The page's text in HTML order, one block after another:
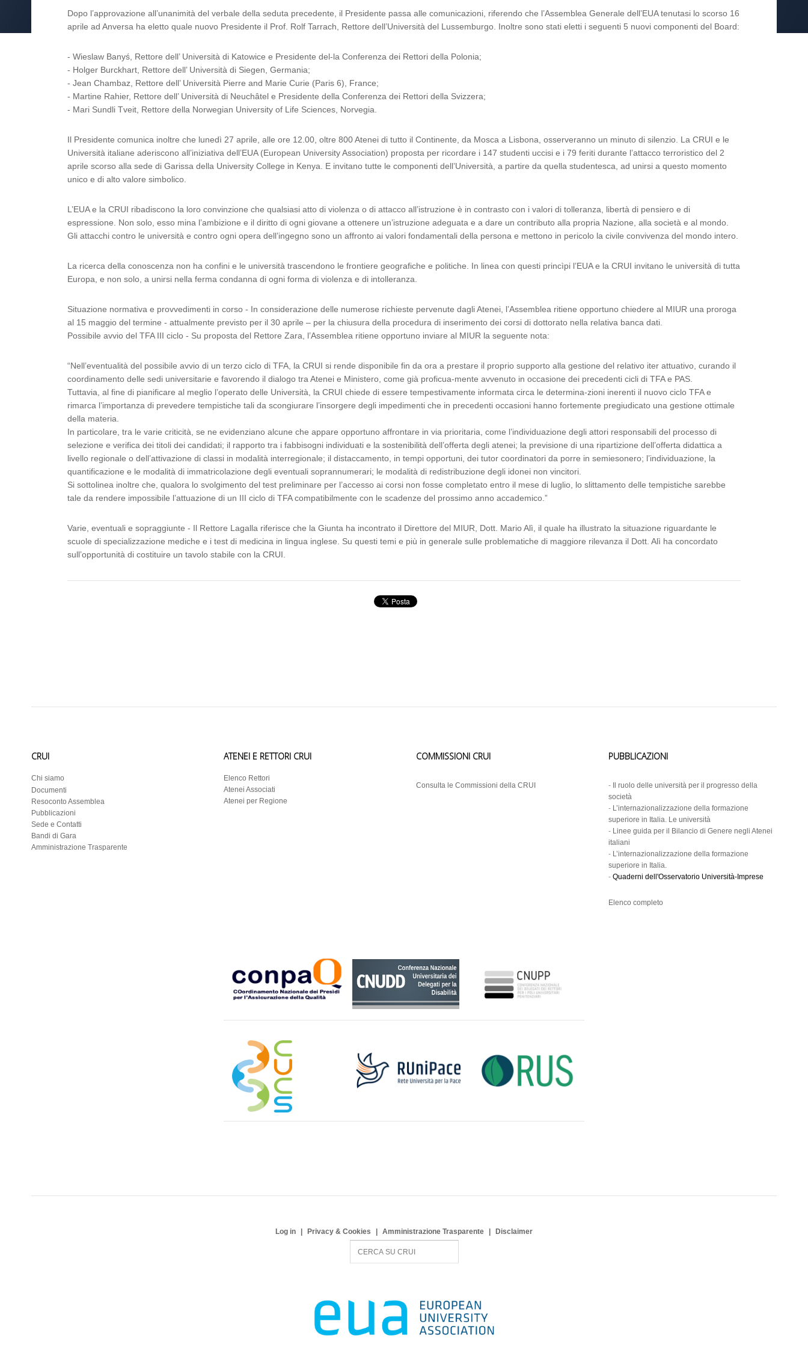
Dopo l’approvazione all’unanimità del verbale della seduta precedente, il Presidente passa alle comunicazioni, riferendo che l’Assemblea Generale dell’EUA tenutasi lo scorso 16
aprile ad Anversa ha eletto quale nuovo Presidente il Prof. Rolf Tarrach, Rettore dell’Università del Lussemburgo. Inoltre sono stati eletti i seguenti 5 nuovi componenti del Board:
- Wieslaw Banyś, Rettore dell’ Università di Katowice e Presidente del-la Conferenza dei Rettori della Polonia;
- Holger Burckhart, Rettore dell’ Università di Siegen, Germania;
- Jean Chambaz, Rettore dell’ Università Pierre and Marie Curie (Paris 6), France;
- Martine Rahier, Rettore dell’ Università di Neuchâtel e Presidente della Conferenza dei Rettori della Svizzera;
- Mari Sundli Tveit, Rettore della Norwegian University of Life Sciences, Norvegia.
Il Presidente comunica inoltre che lunedì 27 aprile, alle ore 12.00, oltre 800 Atenei di tutto il Continente, da Mosca a Lisbona, osserveranno un minuto di silenzio. La CRUI e le
Università italiane aderiscono all’iniziativa dell’EUA (European University Association) proposta per ricordare i 147 studenti uccisi e i 79 feriti durante l’attacco terroristico del 2
aprile scorso alla sede di Garissa della University College in Kenya. E invitano tutte le componenti dell’Università, a partire da quella studentesca, ad unirsi a questo momento
unico e di alto valore simbolico.
L’EUA e la CRUI ribadiscono la loro convinzione che qualsiasi atto di violenza o di attacco all’istruzione è in contrasto con i valori di tolleranza, libertà di pensiero e di
espressione. Non solo, esso mina l’ambizione e il diritto di ogni giovane a ottenere un’istruzione adeguata e a dare un contributo alla propria Nazione, alla società e al mondo.
Gli attacchi contro le università e contro ogni opera dell’ingegno sono un affronto ai valori fondamentali della persona e mettono in pericolo la civile convivenza del mondo intero.
La ricerca della conoscenza non ha confini e le università trascendono le frontiere geografiche e politiche. In linea con questi princìpi l’EUA e la CRUI invitano le università di tutta
Europa, e non solo, a unirsi nella ferma condanna di ogni forma di violenza e di intolleranza.
Situazione normativa e provvedimenti in corso - In considerazione delle numerose richieste pervenute dagli Atenei, l’Assemblea ritiene opportuno chiedere al MIUR una proroga
al 15 maggio del termine - attualmente previsto per il 30 aprile – per la chiusura della procedura di inserimento dei corsi di dottorato nella relativa banca dati.
Possibile avvio del TFA III ciclo - Su proposta del Rettore Zara, l’Assemblea ritiene opportuno inviare al MIUR la seguente nota:
“Nell’eventualità del possibile avvio di un terzo ciclo di TFA, la CRUI si rende disponibile fin da ora a prestare il proprio supporto alla gestione del relativo iter attuativo, curando il
coordinamento delle sedi universitarie e favorendo il dialogo tra Atenei e Ministero, come già proficua-mente avvenuto in occasione dei precedenti cicli di TFA e PAS.
Tuttavia, al fine di pianificare al meglio l’operato delle Università, la CRUI chiede di essere tempestivamente informata circa le determina-zioni inerenti il nuovo ciclo TFA e
rimarca l’importanza di prevedere tempistiche tali da scongiurare l’insorgere degli impedimenti che in precedenti occasioni hanno fortemente pregiudicato una gestione ottimale
della materia.
In particolare, tra le varie criticità, se ne evidenziano alcune che appare opportuno affrontare in via prioritaria, come l’individuazione degli attori responsabili del processo di
selezione e verifica dei titoli dei candidati; il rapporto tra i fabbisogni individuati e la sostenibilità dell’offerta degli atenei; la previsione di una ripartizione dell’offerta didattica a
livello regionale o dell’attivazione di classi in modalità interregionale; il distaccamento, in tempi opportuni, dei tutor coordinatori da porre in semiesonero; l’individuazione, la
quantificazione e le modalità di immatricolazione degli eventuali soprannumerari; le modalità di redistribuzione degli idonei non vincitori.
Si sottolinea inoltre che, qualora lo svolgimento del test preliminare per l’accesso ai corsi non fosse completato entro il mese di luglio, lo slittamento delle tempistiche sarebbe
tale da rendere impossibile l’attuazione di un III ciclo di TFA compatibilmente con le scadenze del prossimo anno accademico.”
Varie, eventuali e sopraggiunte - Il Rettore Lagalla riferisce che la Giunta ha incontrato il Direttore del MIUR, Dott. Mario Alì, il quale ha illustrato la situazione riguardante le
scuole di specializzazione mediche e i test di medicina in lingua inglese. Su questi temi e più in generale sulle problematiche di maggiore rilevanza il Dott. Alì ha concordato
sull’opportunità di costituire un tavolo stabile con la CRUI.
CRUI
Chi siamo
Documenti
Resoconto Assemblea
Pubblicazioni
Sede e Contatti
Bandi di Gara
Amministrazione Trasparente
ATENEI E RETTORI CRUI
Elenco Rettori
Atenei Associati
Atenei per Regione
COMMISSIONI CRUI
Consulta le Commissioni della CRUI
PUBBLICAZIONI
-
Il ruolo delle università per il progresso della
società
- L’internazionalizzazione della formazione
superiore in Italia. Le università
- Linee guida per il Bilancio di Genere negli Atenei
italiani
- L’internazionalizzazione della formazione
superiore in Italia.
- Quaderni dell'Osservatorio Università-Imprese
Elenco completo
Log in Privacy & Cookies Amministrazione Trasparente Disclaimer